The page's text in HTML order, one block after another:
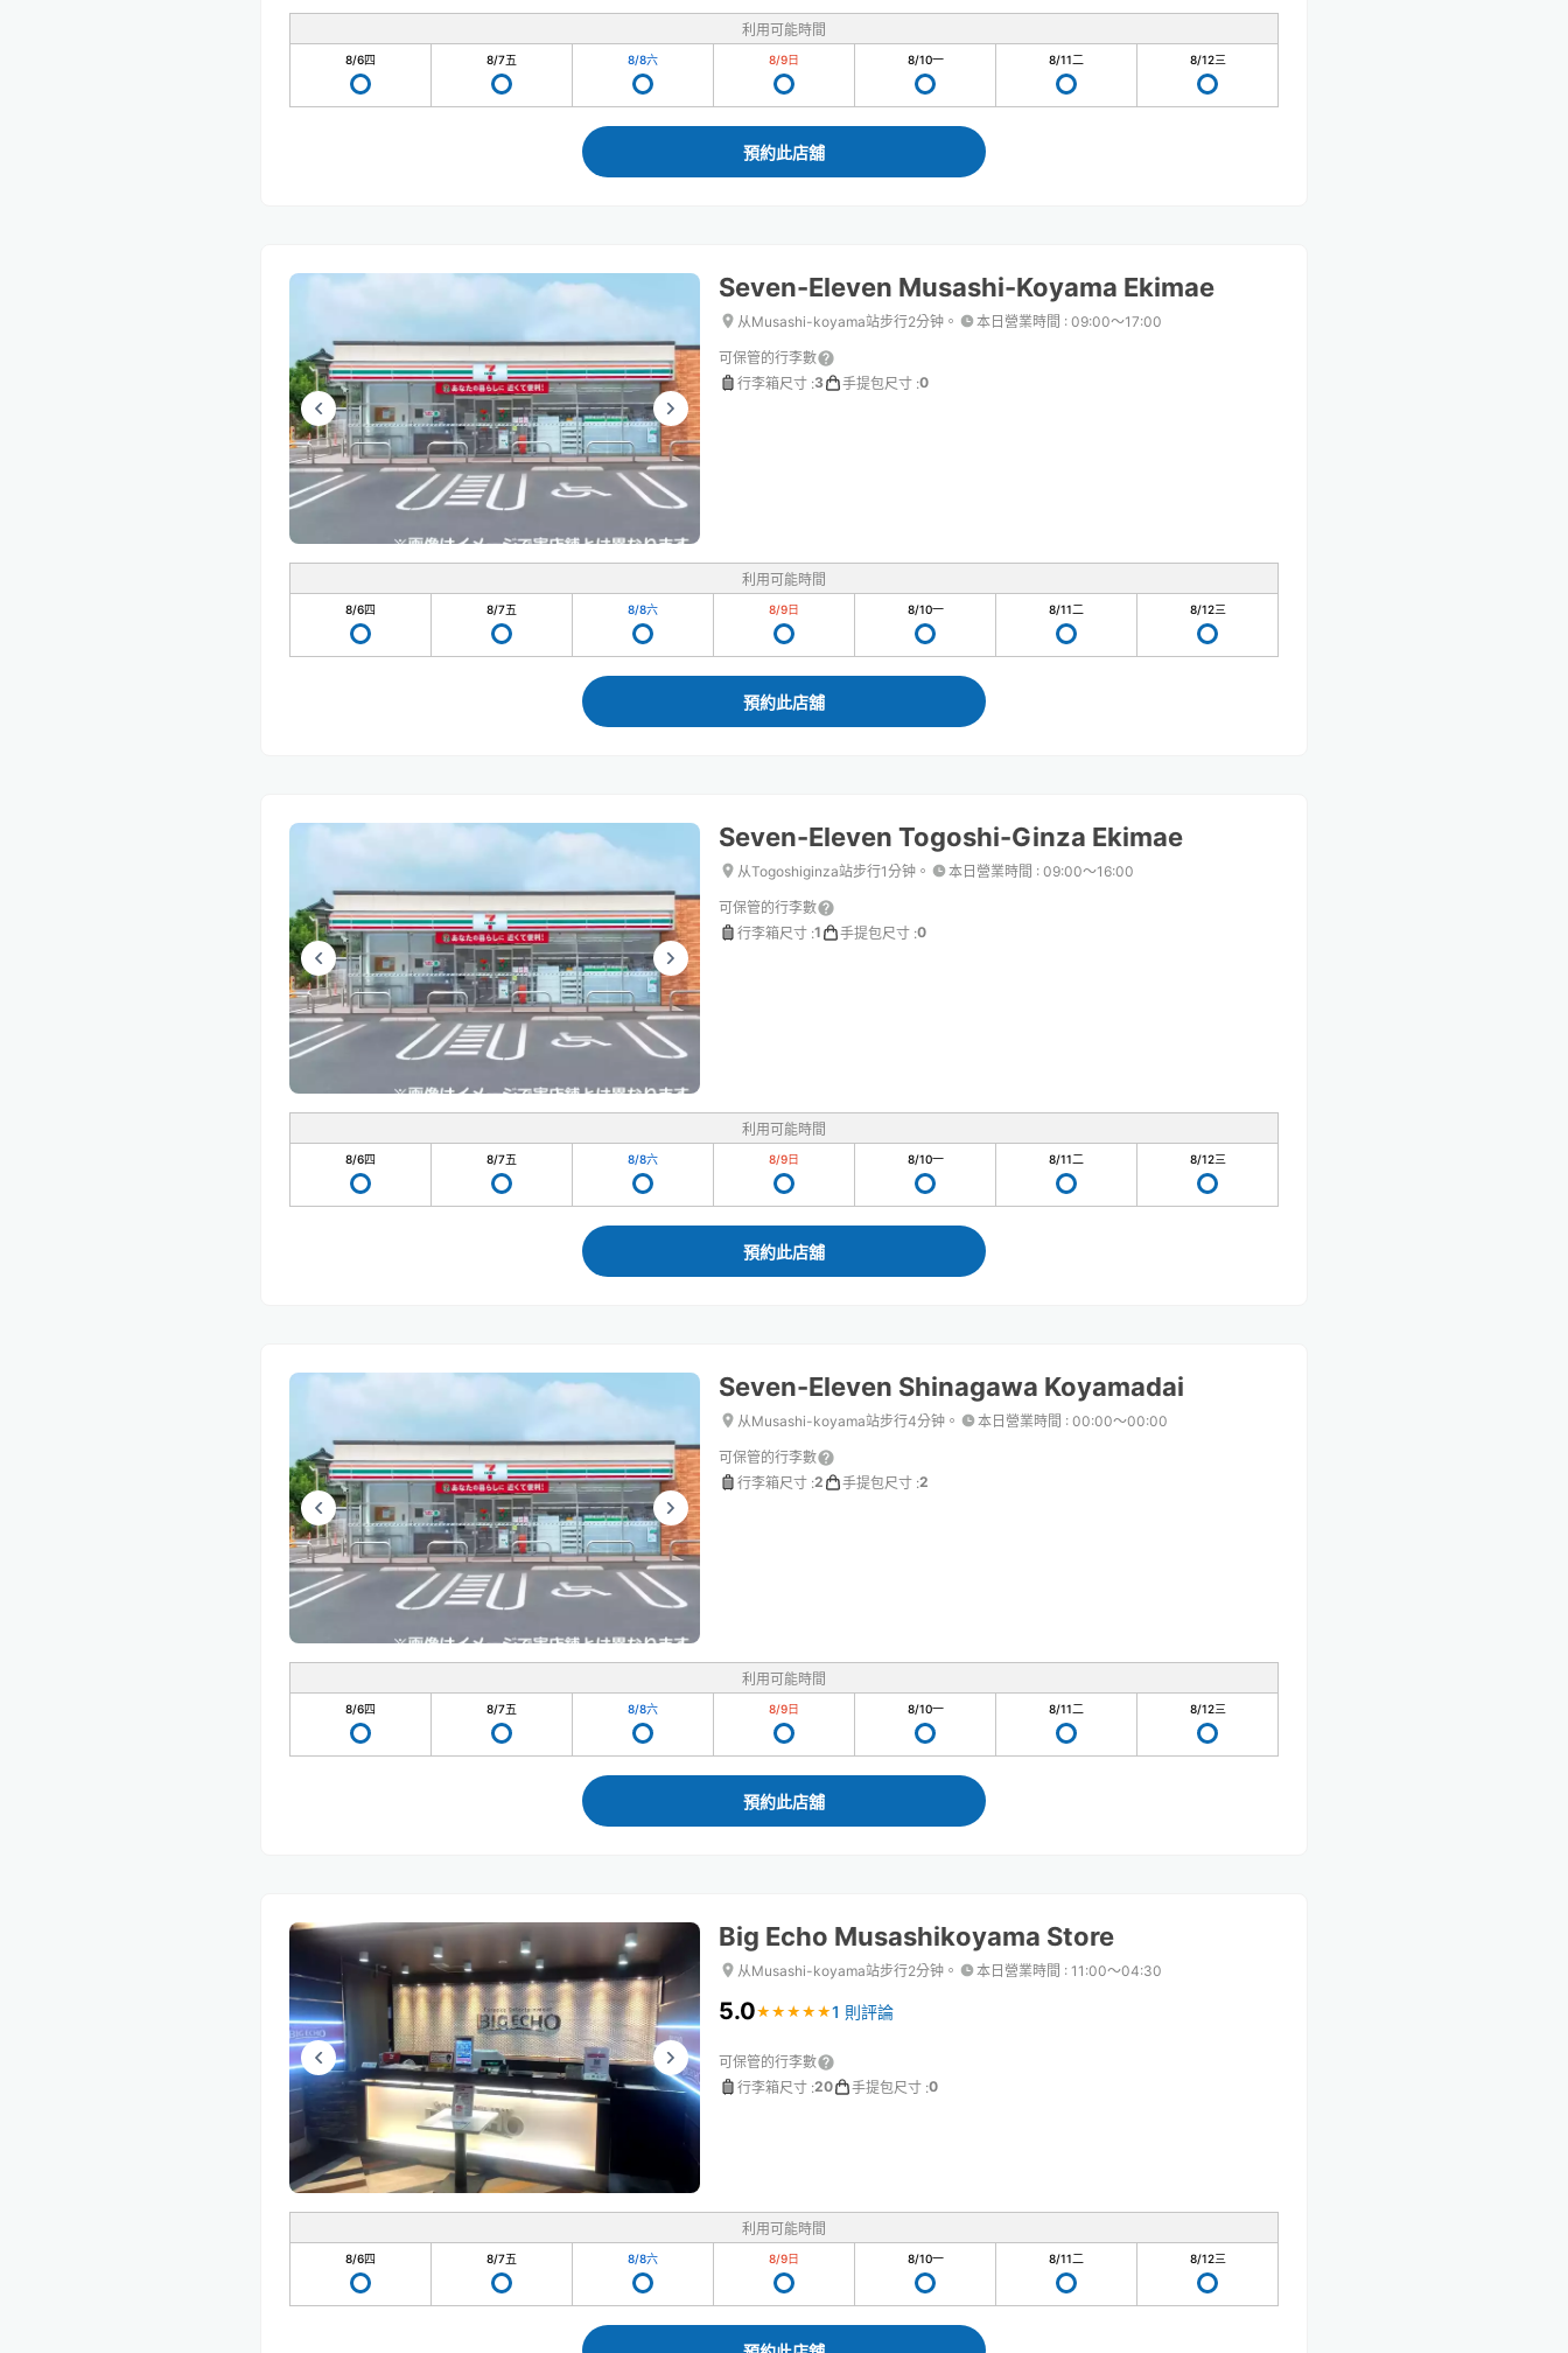
利用可能時間
8/6四 8/7五 8/8六 8/9日 8/10一 8/11二 8/12三
預約此店舖
Seven-Eleven Musashi-Koyama Ekimae
从Musashi-koyama站步行2分钟。 本日營業時間 : 09:00〜17:00
可保管的行李數
行李箱尺寸 :3 手提包尺寸 :0
利用可能時間
8/6四 8/7五 8/8六 8/9日 8/10一 8/11二 8/12三
預約此店舖
Seven-Eleven Togoshi-Ginza Ekimae
从Togoshiginza站步行1分钟。 本日營業時間 : 09:00〜16:00
可保管的行李數
行李箱尺寸 :1 手提包尺寸 :0
利用可能時間
8/6四 8/7五 8/8六 8/9日 8/10一 8/11二 8/12三
預約此店舖
Seven-Eleven Shinagawa Koyamadai
从Musashi-koyama站步行4分钟。 本日營業時間 : 00:00〜00:00
可保管的行李數
行李箱尺寸 :2 手提包尺寸 :2
利用可能時間
8/6四 8/7五 8/8六 8/9日 8/10一 8/11二 8/12三
預約此店舖
Big Echo Musashikoyama Store
从Musashi-koyama站步行2分钟。 本日營業時間 : 11:00〜04:30
5.0★ ★ ★ ★ ★
★ ★ ★ ★ ★1 則評論
可保管的行李數
行李箱尺寸 :20 手提包尺寸 :0
利用可能時間
8/6四 8/7五 8/8六 8/9日 8/10一 8/11二 8/12三